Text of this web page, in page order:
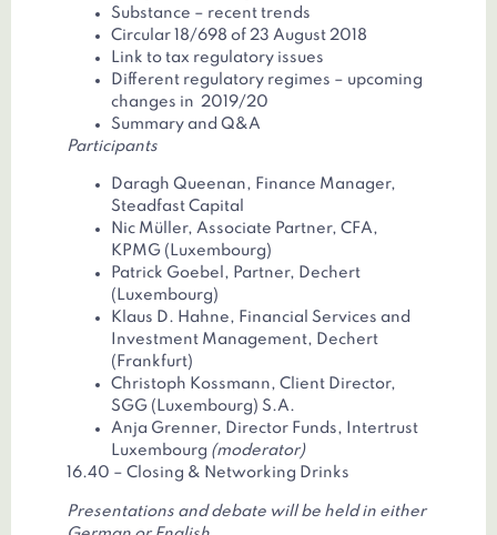
Substance – recent trends
Circular 18/698 of 23 August 2018
Link to tax regulatory issues
Different regulatory regimes – upcoming
changes in 2019/20
Summary and Q&A
Participants
Daragh Queenan, Finance Manager,
Steadfast Capital
Nic Müller, Associate Partner, CFA,
KPMG (Luxembourg)
Patrick Goebel, Partner, Dechert
(Luxembourg)
Klaus D. Hahne, Financial Services and
Investment Management, Dechert
(Frankfurt)
Christoph Kossmann, Client Director,
SGG (Luxembourg) S.A.
Anja Grenner, Director Funds, Intertrust
Luxembourg (moderator)
16.40 – Closing & Networking Drinks
Presentations and debate will be held in either